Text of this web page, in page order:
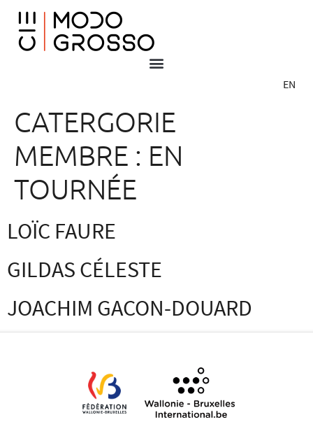
EN
CATERGORIE
MEMBRE : EN
TOURNÉE
LOÏC FAURE
GILDAS CÉLESTE
JOACHIM GACON-DOUARD